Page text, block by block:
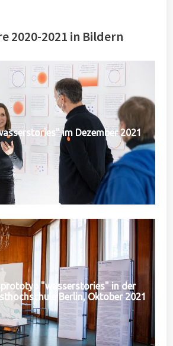
2020-2021 in Bildern
im Dezember 2021
"wasserstories" in der
Berlin, Oktober 2021